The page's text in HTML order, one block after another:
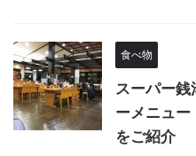
食べ物
スーパー
ーメニュー
をご紹介